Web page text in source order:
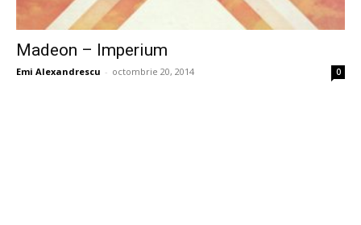
Madeon – Imperium
Emi Alexandrescu - octombrie 20, 2014 0